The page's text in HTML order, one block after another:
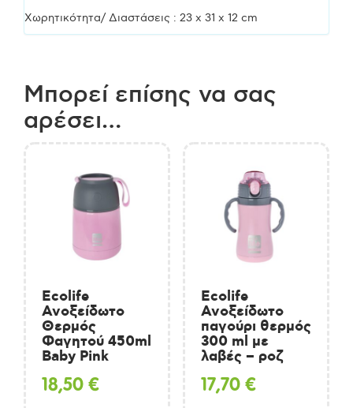
Χωρητικότητα/ Διαστάσεις : 23 x 31 x 12 cm
Μπορεί επίσης να σας
αρέσει…
Ecolife
Ανοξείδωτο
Θερμός
Φαγητού 450ml
Baby Pink
18,50€
Ecolife
Ανοξείδωτο
παγούρι θερμός
300 ml με
λαβές – ροζ
17,70€